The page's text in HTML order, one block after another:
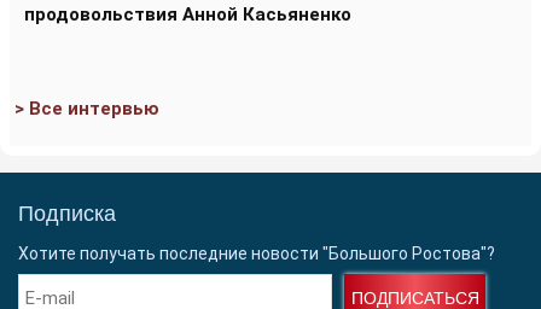
продовольствия Анной Касьяненко
> Все интервью
Подписка
Хотите получать последние новости "Большого Ростова"?
ПОДПИСАТЬСЯ